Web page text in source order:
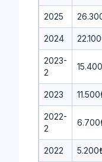
2025
2024
2023-
2
2023
2022-
2
2022